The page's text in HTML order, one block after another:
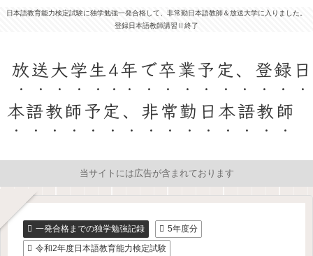
日本語教育能力検定試験に独学勉強一発合格して、非常勤日本語教師＆放送大学に入りました。
登録日本語教師講習Ⅱ終了
放送大学生4年で卒業予定、登録日
本語教師予定、非常勤日本語教師
当サイトには広告が含まれております
一発合格までの独学勉強記録
5年度分
令和2年度日本語教育能力検定試験